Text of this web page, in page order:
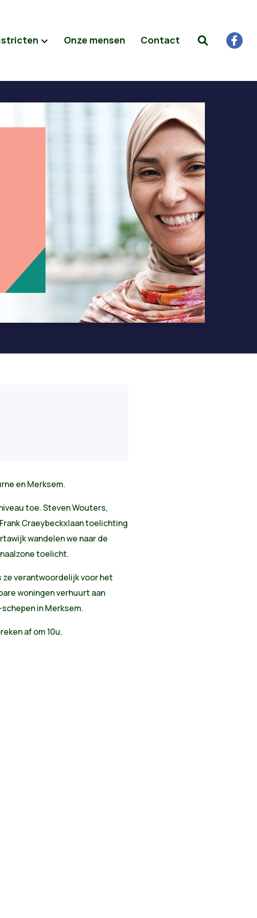
Onze mensen Contact
en Merksem.
toe. Steven Wouters,
Craeybeckxlaan toelichting
wandelen we naar de
toelicht.
ze verantwoordelijk voor het
woningen verhuurt aan
in Merksem.
af om 10u.